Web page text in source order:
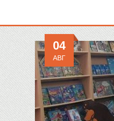
04
АВГ